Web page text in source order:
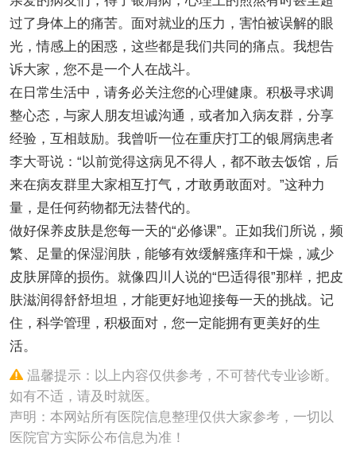
过了身体上的痛苦。面对就业的压力，害怕被误解的眼
光，情感上的困惑，这些都是我们共同的痛点。我想告
诉大家，您不是一个人在战斗。
在日常生活中，请务必关注您的心理健康。积极寻求调
整心态，与家人朋友坦诚沟通，或者加入病友群，分享
经验，互相鼓励。我曾听一位在重庆打工的银屑病患者
李大哥说：“以前觉得这病见不得人，都不敢去饭馆，后
来在病友群里大家相互打气，才敢勇敢面对。”这种力
量，是任何药物都无法替代的。
做好保养皮肤是您每一天的“必修课”。正如我们所说，频
繁、足量的保湿润肤，能够有效缓解瘙痒和干燥，减少
皮肤屏障的损伤。就像四川人说的“巴适得很”那样，把皮
肤滋润得舒舒坦坦，才能更好地迎接每一天的挑战。记
住，科学管理，积极面对，您一定能拥有更美好的生
活。
温馨提示：以上内容仅供参考，不可替代专业诊断。
如有不适，请及时就医。
声明：本网站所有医院信息整理仅供大家参考，一切以
医院官方实际公布信息为准！